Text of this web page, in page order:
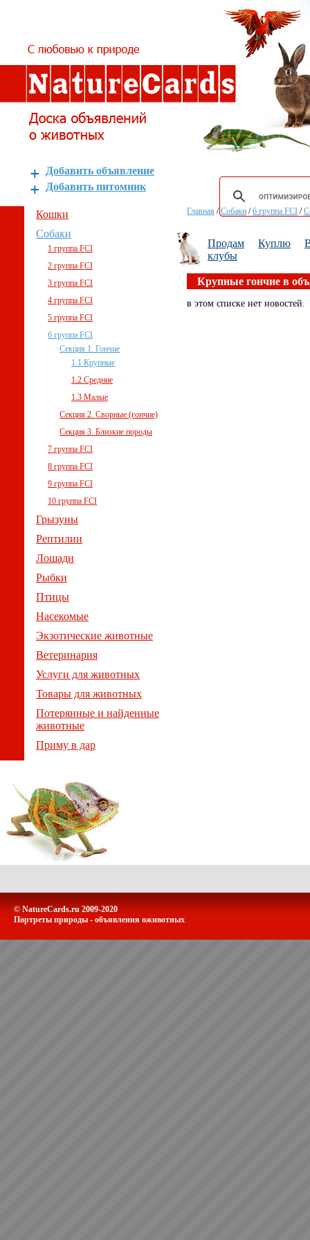
Добавить объявление
Добавить питомник
Кошки
Собаки
1 группа FCI
2 группа FCI
3 группа FCI
4 группа FCI
5 группа FCI
6 группа FCI
Секция 1. Гончие
1.1 Крупные
1.2 Средние
1.3 Малые
Секция 2. Сворные (гончие)
Секция 3. Близкие породы
7 группа FCI
8 группа FCI
9 группа FCI
10 группа FCI
Грызуны
Рептилии
Лошади
Рыбки
Птицы
Насекомые
Экзотические животные
Ветеринария
Услуги для животных
Товары для животных
Потерянные и найденные
животные
Приму в дар
Главная /Собаки /6 группа FCI /
Продам Куплю
клубы
Крупные гончие в
в этом списке нет новостей.
© NatureCards.ru 2009-2020
Портреты природы - объявления оживотных